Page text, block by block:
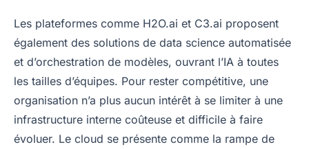
Les plateformes comme H2O.ai et C3.ai proposent
également des solutions de data science automatisée
et d’orchestration de modèles, ouvrant l’IA à toutes
les tailles d’équipes. Pour rester compétitive, une
organisation n’a plus aucun intérêt à se limiter à une
infrastructure interne coûteuse et difficile à faire
évoluer. Le cloud se présente comme la rampe de